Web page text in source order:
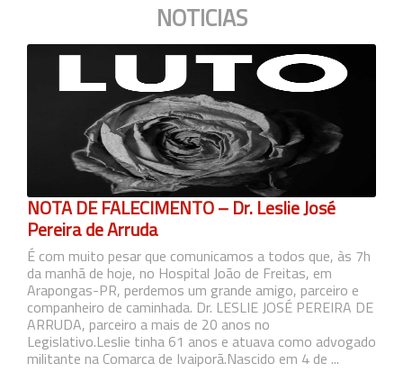
NOTICIAS
NOTA DE FALECIMENTO – Dr. Leslie José
Pereira de Arruda
É com muito pesar que comunicamos a todos que, às 7h
da manhã de hoje, no Hospital João de Freitas, em
Arapongas-PR, perdemos um grande amigo, parceiro e
companheiro de caminhada. Dr. LESLIE JOSÉ PEREIRA DE
ARRUDA, parceiro a mais de 20 anos no
Legislativo.Leslie tinha 61 anos e atuava como advogado
militante na Comarca de Ivaiporã.Nascido em 4 de ...